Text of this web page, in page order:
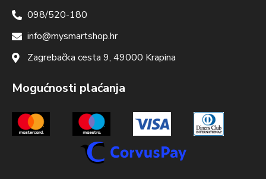
098/520-180
info@mysmartshop.hr
Zagrebačka cesta 9, 49000 Krapina
Mogućnosti plaćanja